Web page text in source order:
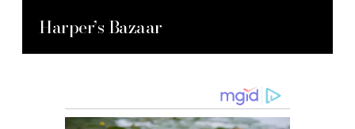
Harper’s Bazaar